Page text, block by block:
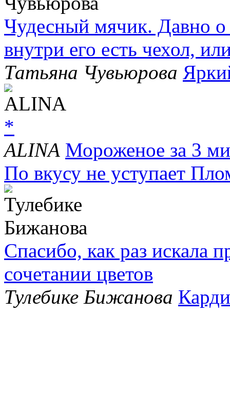
Чудесный мячик. Давно о
внутри его есть чехол,
Татьяна Чувьюрова
*
ALINA Мороженое за 3
По вкусу не уступает
Спасибо, как раз искала
сочетании цветов
Тулебике Бижанова